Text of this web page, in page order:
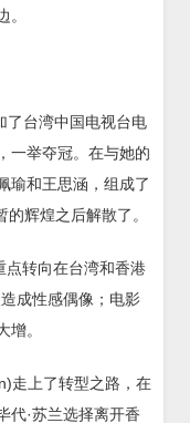
了台湾中国电视台电
一举夺冠。在与她的
瑜和王思涵，组成了
辉煌之后解散了。
点转向在台湾和香港
成性感偶像；电影
增。
走上了转型之路，在
代·苏兰选择离开香